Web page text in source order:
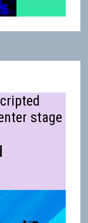
stage